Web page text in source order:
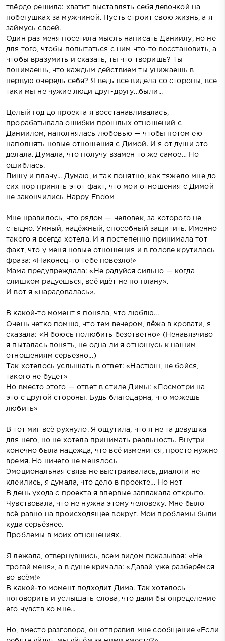
твёрдо решила: хватит выставлять себя девочкой на
побегушках за мужчиной. Пусть строит свою жизнь, а я
займусь своей.
Один раз меня посетила мысль написать Даниилу, но не
для того, чтобы попытаться с ним что-то восстановить, а
чтобы вразумить и сказать, ты что творишь? Ты
понимаешь, что каждым действием ты унижаешь в
первую очередь себя? Я ведь все видела со стороны, все
таки мы не чужие люди друг-другу...были...
Целый год до проекта я восстанавливалась,
прорабатывала ошибки прошлых отношений с
Даниилом, наполнялась любовью — чтобы потом ею
наполнять новые отношения с Димой. И я от души это
делала. Думала, что получу взамен то же самое… Но
ошиблась.
Пишу и плачу... Думаю, и так понятно, как тяжело мне до
сих пор принять этот факт, что мои отношения с Димой
не закончились Happy Endом
Мне нравилось, что рядом — человек, за которого не
стыдно. Умный, надёжный, способный защитить. Именно
такого я всегда хотела. И я постепенно принимала тот
факт, что у меня новые отношения и в голове крутилась
фраза: «Наконец‑то тебе повезло!»
Мама предупреждала: «Не радуйся сильно — когда
слишком радуешься, всё идёт не по плану».
И вот я «нарадовалась».
В какой‑то момент я поняла, что люблю...
Очень четко помню, что тем вечером, лёжа в кровати, я
сказала: «Я боюсь полюбить безответно» (Ненавязчиво
я пыталась понять, не одна ли я отношусь к нашим
отношениям серьезно...)
Так хотелось услышать в ответ: «Настюш, не бойся,
такого не будет»
Но вместо этого — ответ в стиле Димы: «Посмотри на
это с другой стороны. Будь благодарна, что можешь
любить»
В тот миг всё рухнуло. Я ощутила, что я не та девушка
для него, но не хотела принимать реальность. Внутри
конечно была надежда, что всё изменится, просто нужно
время. Но ничего не менялось
Эмоциональная связь не выстраивалась, диалоги не
клеились, я думала, что дело в проекте… Но нет
В день ухода с проекта я впервые заплакала открыто.
Чувствовала, что не нужна этому человеку. Мне было
всё равно на происходящее вокруг. Мои проблемы были
куда серьёзнее.
Проблемы в моих отношениях.
Я лежала, отвернувшись, всем видом показывая: «Не
трогай меня», а в душе кричала: «Давай уже разберёмся
во всём!»
В какой-то момент подходит Дима. Так хотелось
поговорить и услышать слова, что дали бы определение
его чувств ко мне...
Но, вместо разговора, он отправил мне сообщение «Если